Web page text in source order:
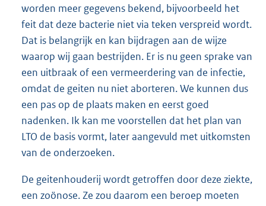
worden meer gegevens bekend, bijvoorbeeld het
feit dat deze bacterie niet via teken verspreid wordt.
Dat is belangrijk en kan bijdragen aan de wijze
waarop wij gaan bestrijden. Er is nu geen sprake van
een uitbraak of een vermeerdering van de infectie,
omdat de geiten nu niet aborteren. We kunnen dus
een pas op de plaats maken en eerst goed
nadenken. Ik kan me voorstellen dat het plan van
LTO de basis vormt, later aangevuld met uitkomsten
van de onderzoeken.
De geitenhouderij wordt getroffen door deze ziekte,
een zoönose. Ze zou daarom een beroep moeten